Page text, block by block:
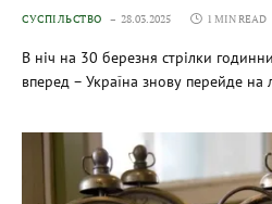
СУСПІЛЬСТВО 28.03.2025 1 MIN READ
В ніч на 30 березня стрілки
вперед – Україна знову перейде на